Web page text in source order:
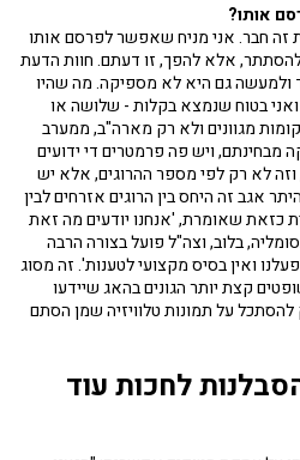
אותו?
זה חבר. אני מניח שאפשר לפרסם אותו
אלא להפך, זו דעתם. חוות הדעת
גם היא לא מספיקה. מה שהיו
בטוח שנמצא בקלות - שלושה או
מגוונים ולא רק מארה"ב, ממערב
מבחינתם, ויש פה פרמטרים די ידועים
לא רק לפי מספר ההרוגים, אלא יש
אגב זה היחס בין הרוגים אזרחים לבין
כזאת שאומרת, 'אנחנו יודעים מה זאת
בלוב, וצה"ל פועל בצורה הרבה
ואין בסיס מקצועי לטענות'. זה מסוג
קצת יותר הגונים בהאג שיידעו
על תמונות טלוויזיה שמן הסתם
לחכות עוד